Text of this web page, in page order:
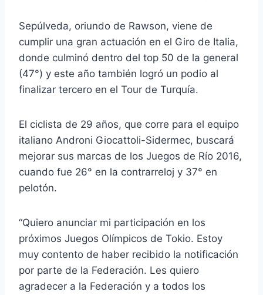
Sepúlveda, oriundo de Rawson, viene de
cumplir una gran actuación en el Giro de Italia,
donde culminó dentro del top 50 de la general
(47°) y este año también logró un podio al
finalizar tercero en el Tour de Turquía.
El ciclista de 29 años, que corre para el equipo
italiano Androni Giocattoli-Sidermec, buscará
mejorar sus marcas de los Juegos de Río 2016,
cuando fue 26° en la contrarreloj y 37° en
pelotón.
“Quiero anunciar mi participación en los
próximos Juegos Olímpicos de Tokio. Estoy
muy contento de haber recibido la notificación
por parte de la Federación. Les quiero
agradecer a la Federación y a todos los